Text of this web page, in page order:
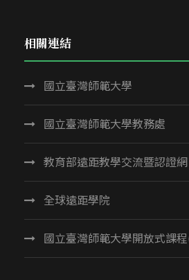
相關連結
國立臺灣師範大學
國立臺灣師範大學教務處
教育部遠距教學交流暨認證網
全球遠距學院
國立臺灣師範大學開放式課